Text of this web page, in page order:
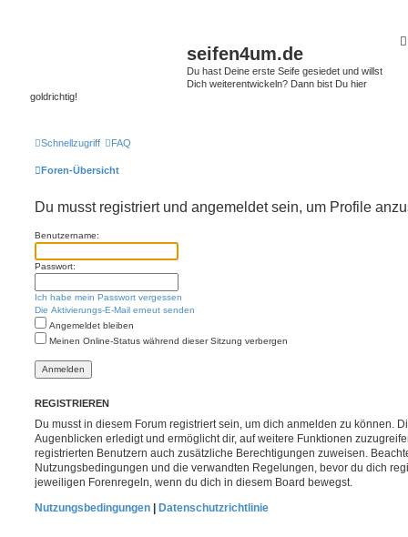
seifen4um.de
Du hast Deine erste Seife gesiedet und willst
Dich weiterentwickeln? Dann bist Du hier
goldrichtig!
Schnellzugriff FAQ
Foren-Übersicht
Du musst registriert und angemeldet sein, um Profile
Benutzername:
Passwort:
Ich habe mein Passwort vergessen
Die Aktivierungs-E-Mail erneut senden
Angemeldet bleiben
Meinen Online-Status während dieser Sitzung verbergen
REGISTRIEREN
Du musst in diesem Forum registriert sein, um dich anmelden zu können.
Augenblicken erledigt und ermöglicht dir, auf weitere Funktionen
registrierten Benutzern auch zusätzliche Berechtigungen zuweisen.
Nutzungsbedingungen und die verwandten Regelungen, bevor du dich
jeweiligen Forenregeln, wenn du dich in diesem Board bewegst.
Nutzungsbedingungen
Datenschutzrichtlinie